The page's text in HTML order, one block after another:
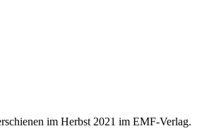
im Herbst 2021 im EMF-Verlag.